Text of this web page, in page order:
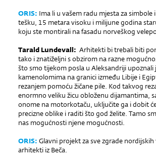
ORIS: Ima li u vašem radu mjesta za
tešku, 15 metara visoku i milijune go­dina
koju ste montirali na fasadu norveškog
Tarald Lundevall: Arhitekti bi trebali biti
tako i znatiželjni s obzirom na razne
što smo tijekom posla u Aleksandriji
kamenolomima na granici između Libije i
rezanjem pomoću žičane pile. Kod takvog
enormno veliku žicu obloženu dijamantima,
onome na motorkotaču, uključite ga i dobit
precizne oblike i raditi što god želite. Tamo
nas mogućnosti njene mogućnosti.
ORIS: Glavni projekt za sve zgrade
arhitekti iz Beča.